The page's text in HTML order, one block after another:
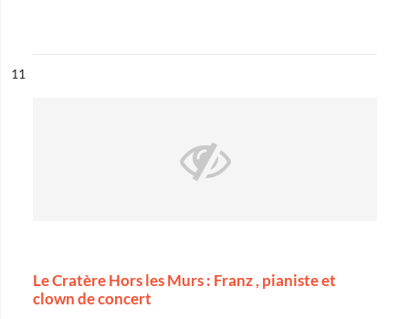
n°
11
Le Cratère Hors les Murs : Franz , pianiste et
clown de concert